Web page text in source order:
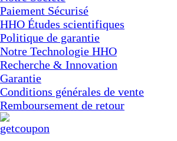
Belgique
2026-07-29 14:02:53
1x 30A CCPWM Courant constant -
Contrôle électronique - Modulateur
de Fréquence
Send to >
Belgique
2026-07-29 14:02:53
1x Électrolyte. Hydroxyde de
Potassium KOH 400 g
Paiement Sécurisé
HHO Études scientifiques
Politique de garantie
Notre Technologie HHO
Recherche & Innovation
Garantie
Conditions générales de vente
Remboursement de retour